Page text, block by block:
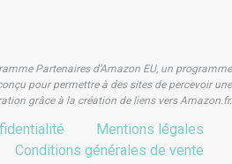
Partenaires d’Amazon EU, un programme
pour permettre à des sites de percevoir une
grâce à la création de liens vers Amazon.fr.
Mentions légales
Conditions générales de vente